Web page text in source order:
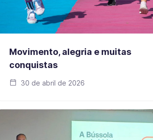
Movimento, alegria e muitas
conquistas
30 de abril de 2026